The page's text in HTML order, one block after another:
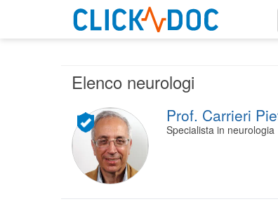
Elenco neurologi
Prof. Carrieri
Specialista in neurologia